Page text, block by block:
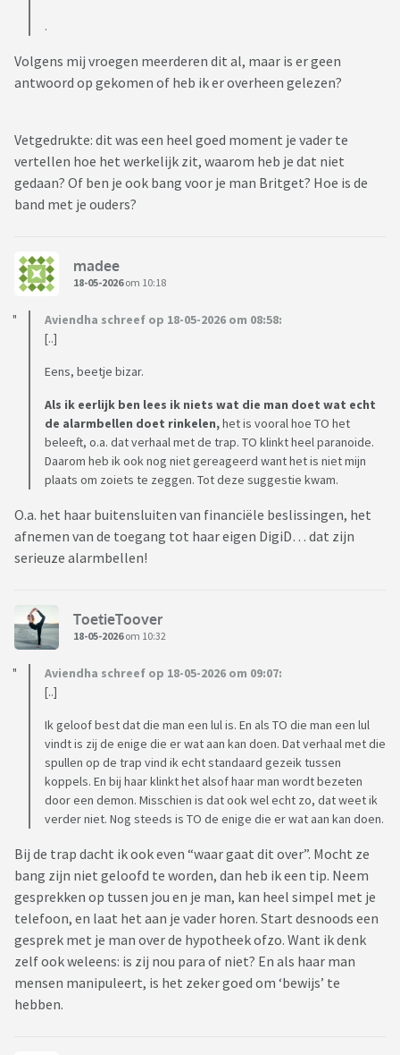
.
Volgens mij vroegen meerderen dit al, maar is er geen
antwoord op gekomen of heb ik er overheen gelezen?
Vetgedrukte: dit was een heel goed moment je vader te
vertellen hoe het werkelijk zit, waarom heb je dat niet
gedaan? Of ben je ook bang voor je man Britget? Hoe is de
band met je ouders?
madee
18-05-2026om 10:18
Aviendha schreef op 18-05-2026 om 08:58:
[..]
Eens, beetje bizar.
Als ik eerlijk ben lees ik niets wat die man doet wat echt
de alarmbellen doet rinkelen,het is vooral hoe TO het
beleeft, o.a. dat verhaal met de trap. TO klinkt heel paranoide.
Daarom heb ik ook nog niet gereageerd want het is niet mijn
plaats om zoiets te zeggen. Tot deze suggestie kwam.
O.a. het haar buitensluiten van financiële beslissingen, het
afnemen van de toegang tot haar eigen DigiD… dat zijn
serieuze alarmbellen!
ToetieToover
18-05-2026om 10:32
Aviendha schreef op 18-05-2026 om 09:07:
[..]
Ik geloof best dat die man een lul is. En als TO die man een lul
vindt is zij de enige die er wat aan kan doen. Dat verhaal met die
spullen op de trap vind ik echt standaard gezeik tussen
koppels. En bij haar klinkt het alsof haar man wordt bezeten
door een demon. Misschien is dat ook wel echt zo, dat weet ik
verder niet. Nog steeds is TO de enige die er wat aan kan doen.
Bij de trap dacht ik ook even “waar gaat dit over”. Mocht ze
bang zijn niet geloofd te worden, dan heb ik een tip. Neem
gesprekken op tussen jou en je man, kan heel simpel met je
telefoon, en laat het aan je vader horen. Start desnoods een
gesprek met je man over de hypotheek ofzo. Want ik denk
zelf ook weleens: is zij nou para of niet? En als haar man
mensen manipuleert, is het zeker goed om ‘bewijs’ te
hebben.